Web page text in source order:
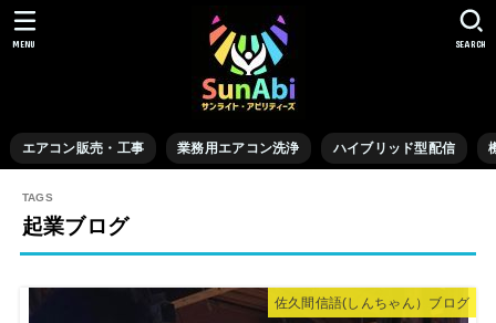
エアコン販売・工事 業務用エアコン洗浄 ハイブリッド型配信
SEARCH
MENU
起業ブログ
佐久間信語(しんちゃん）ブログ